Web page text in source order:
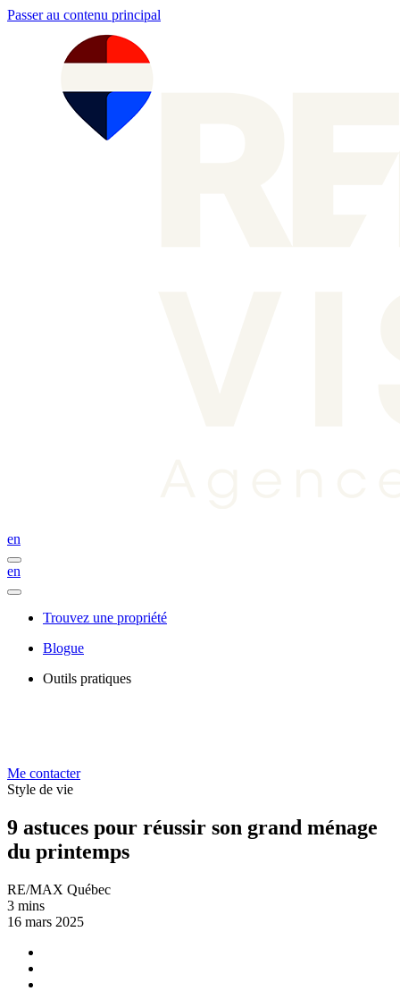
Passer au contenu principal
en
en
Trouvez une propriété
Blogue
Outils pratiques
Me contacter
Style de vie
9 astuces pour réussir son grand ménage
du printemps
RE/MAX Québec
3 mins
16 mars 2025